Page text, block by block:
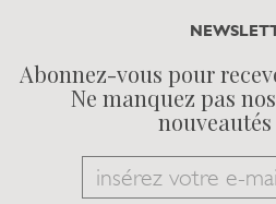
Abonnez-vous pour
Ne manquez pas
Email